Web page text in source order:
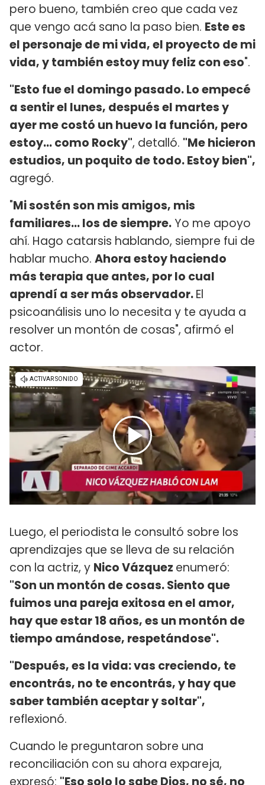
pero bueno, también creo que cada vez
que vengo acá sano la paso bien. Este es
el personaje de mi vida, el proyecto de mi
vida, y también estoy muy feliz con eso".
"Esto fue el domingo pasado. Lo empecé
a sentir el lunes, después el martes y
ayer me costó un huevo la función, pero
estoy... como Rocky", detalló. "Me hicieron
estudios, un poquito de todo. Estoy bien",
agregó.
"Mi sostén son mis amigos, mis
familiares... los de siempre.Yo me apoyo
ahí. Hago catarsis hablando, siempre fui de
hablar mucho. Ahora estoy haciendo
más terapia que antes, por lo cual
aprendí a ser más observador.El
psicoanálisis uno lo necesita y te ayuda a
resolver un montón de cosas", afirmó el
actor.
Luego, el periodista le consultó sobre los
aprendizajes que se lleva de su relación
con la actriz, y Nico Vázquez enumeró:
"Son un montón de cosas. Siento que
fuimos una pareja exitosa en el amor,
hay que estar 18 años, es un montón de
tiempo amándose, respetándose".
"Después, es la vida: vas creciendo, te
encontrás, no te encontrás, y hay que
saber también aceptar y soltar",
reflexionó.
Cuando le preguntaron sobre una
reconciliación con su ahora expareja,
expresó: "Eso solo lo sabe Dios, no sé, no